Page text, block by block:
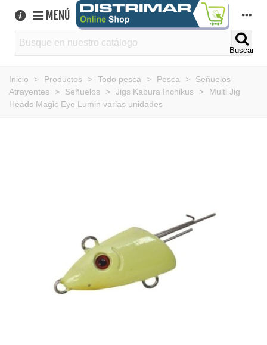
MENÚ
Buscar
Inicio > Productos > Todo pesca > Pesca >
Señuelos
Atrayentes
> Señuelos > Jigs Kabura Inchikus >
Multi Jig
Heads Magic Eye Lumin varias unidades